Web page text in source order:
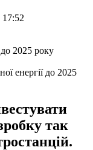
енергії до 2025
так